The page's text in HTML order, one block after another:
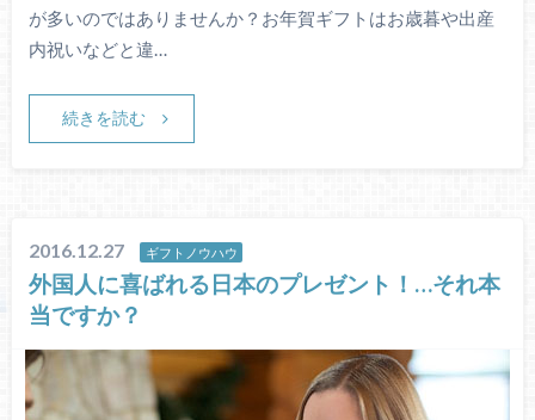
が多いのではありませんか？お年賀ギフトはお歳暮や出産
内祝いなどと違…
続きを読む
2016.12.27 ギフトノウハウ
外国人に喜ばれる日本のプレゼント！…それ本
当ですか？